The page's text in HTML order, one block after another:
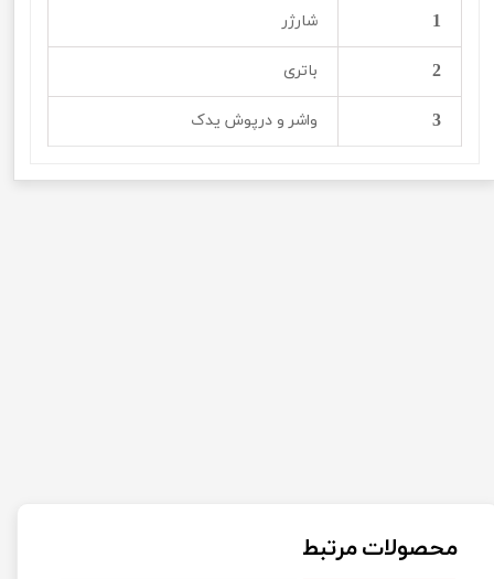
1 شارژر
2 باتری
3 واشر و درپوش یدک
محصولات مرتبط